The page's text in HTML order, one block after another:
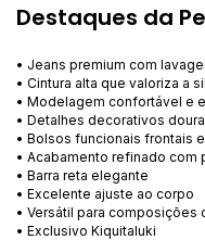
Destaques da
• Jeans premium com
• Cintura alta que valoriza a
• Modelagem confortável e
• Detalhes decorativos
• Bolsos funcionais frontais
• Acabamento refinado
• Barra reta elegante
• Excelente ajuste ao corpo
• Versátil para composições
• Exclusivo Kiquitaluki